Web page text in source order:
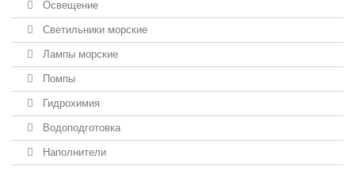
Освещение
Светильники морские
Лампы морские
Помпы
Гидрохимия
Водоподготовка
Наполнители